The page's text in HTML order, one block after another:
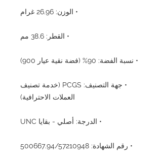
• الوزن: 26.96 غرام
• القطر: 38.6 مم
• نسبة الفضة: 90% (فضة نقية عيار 900)
• جهة التصنيف: PCGS (خدمة تصنيف
العملات الاحترافية)
• الدرجة: أصلي - بقايا UNC
• رقم الشهادة: 500667.94/57210948